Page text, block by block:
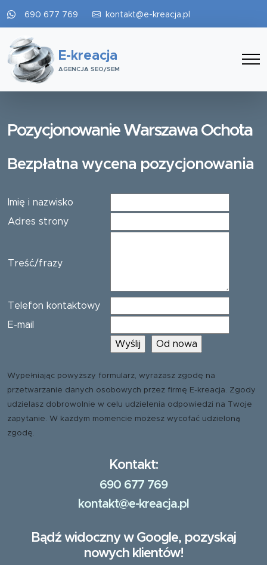
690 677 769 kontakt@e-kreacja.pl
E-kreacja
AGENCJA SEO/SEM
Pozycjonowanie Warszawa Ochota
Bezpłatna wycena pozycjonowania
Imię i nazwisko
Adres strony
Treść/frazy
Telefon kontaktowy
E-mail
Wypełniając powyższy formularz, wyrażasz zgodę na
przetwarzanie danych osobowych przez firmę E-kreacja. Zgody
udzielasz dobrowolnie w celu udzielenia odpowiedzi na Twoje
zapytanie. W każdym momencie możesz wycofać udzieloną
zgodę.
Kontakt:
690 677 769
kontakt@e-kreacja.pl
Bądź widoczny w Google, pozyskaj
nowych klientów!